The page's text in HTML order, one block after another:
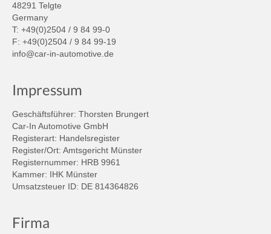
48291 Telgte
Germany
T: +49(0)2504 / 9 84 99-0
F: +49(0)2504 / 9 84 99-19
info@car-in-automotive.de
Impressum
Geschäftsführer: Thorsten Brungert
Car-In Automotive GmbH
Registerart: Handelsregister
Register/Ort: Amtsgericht Münster
Registernummer: HRB 9961
Kammer: IHK Münster
Umsatzsteuer ID: DE 814364826
Firma